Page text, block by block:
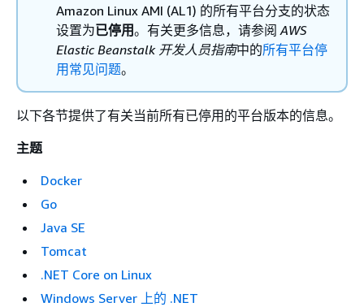
Amazon Linux AMI (AL1) 的所有平台分支的状态
设置为已停用。有关更多信息，请参阅AWS
Elastic Beanstalk 开发人员指南中的所有平台停
用常见问题。
以下各节提供了有关当前所有已停用的平台版本的信息。
主题
Docker
Go
Java SE
Tomcat
.NET Core on Linux
Windows Server 上的 .NET